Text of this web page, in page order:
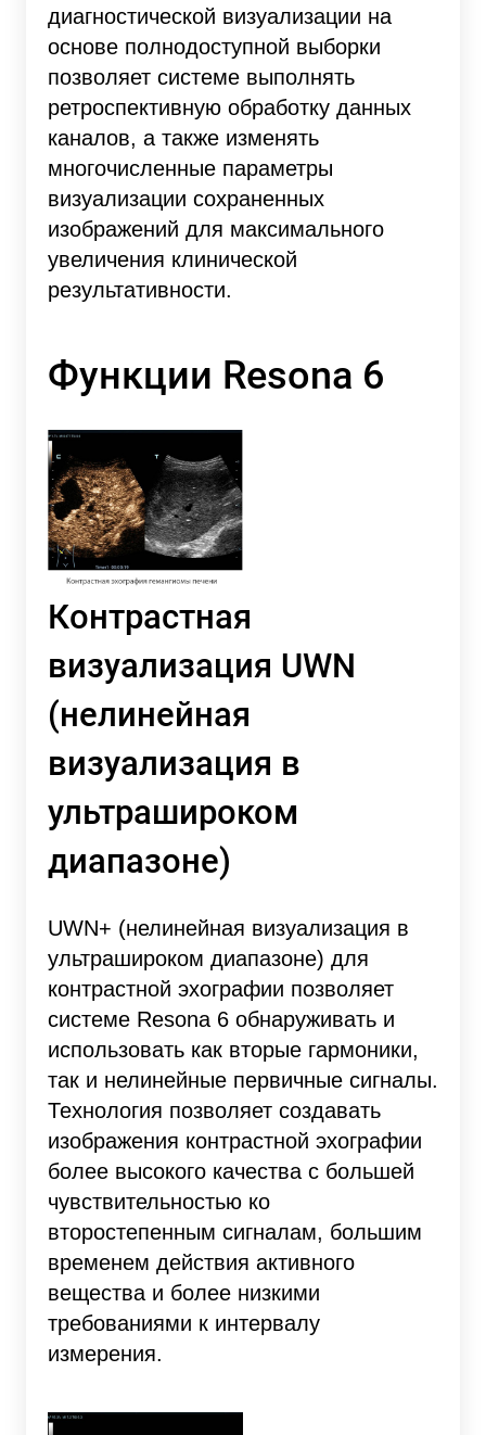
диагностической визуализации на
основе полнодоступной выборки
позволяет системе выполнять
ретроспективную обработку данных
каналов, а также изменять
многочисленные параметры
визуализации сохраненных
изображений для максимального
увеличения клинической
результативности.
Функции Resona 6
Контрастная
визуализация UWN
(нелинейная
визуализация в
ультрашироком
диапазоне)
UWN+ (нелинейная визуализация в
ультрашироком диапазоне) для
контрастной эхографии позволяет
системе Resona 6 обнаруживать и
использовать как вторые гармоники,
так и нелинейные первичные сигналы.
Технология позволяет создавать
изображения контрастной эхографии
более высокого качества с большей
чувствительностью ко
второстепенным сигналам, большим
временем действия активного
вещества и более низкими
требованиями к интервалу
измерения.